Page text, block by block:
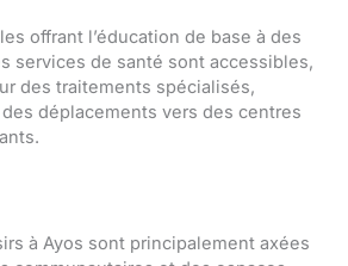
offrant l’éducation de base à des
services de santé sont accessibles,
des traitements spécialisés,
déplacements vers des centres
à Ayos sont principalement axées